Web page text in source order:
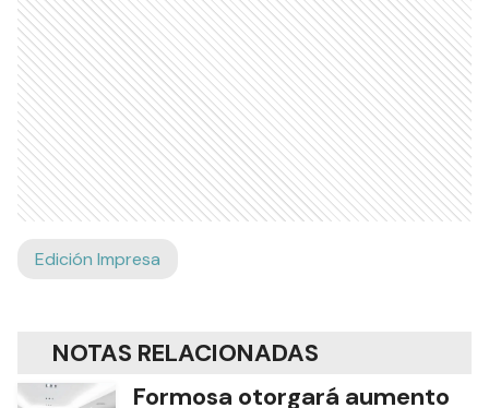
Edición Impresa
NOTAS RELACIONADAS
Formosa otorgará aumento